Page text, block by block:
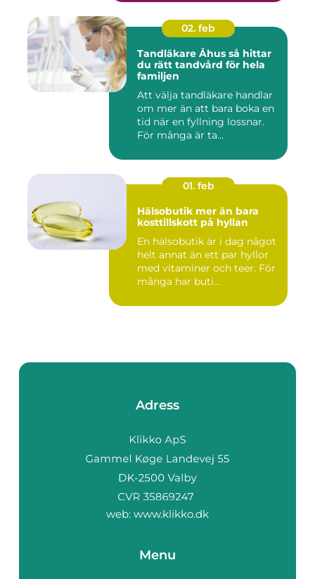
02. feb
Tandläkare Åhus så hittar
du rätt tandvård för hela
familjen
Att välja tandläkare handlar
om mer än att bara boka en
tid när en fyllning lossnar.
För många är ta...
01. feb
Hälsobutik mer än bara
kosttillskott på hyllan
En hälsobutik är i dag något
helt annat än ett par hyllor
med vitaminer och teer. För
många har buti...
Adress
web: www.klikko.dk
Menu